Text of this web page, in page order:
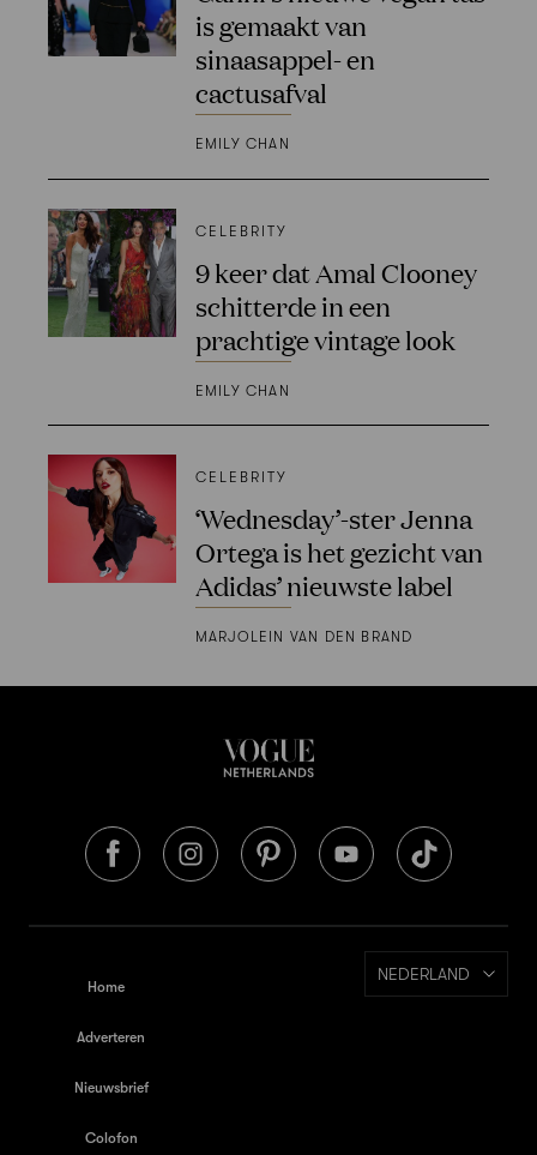
is gemaakt van
sinaasappel- en
cactusafval
EMILY CHAN
CELEBRITY
9 keer dat Amal Clooney
schitterde in een
prachtige vintage look
EMILY CHAN
CELEBRITY
‘Wednesday’-ster Jenna
Ortega is het gezicht van
Adidas’ nieuwste label
MARJOLEIN VAN DEN BRAND
Home
Adverteren
Nieuwsbrief
Colofon
NEDERLAND